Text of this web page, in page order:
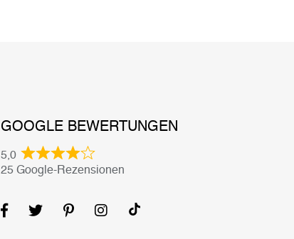
GOOGLE BEWERTUNGEN
5,0
25 Google-Rezensionen